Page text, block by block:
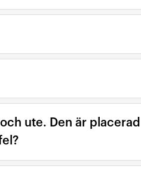
ute. Den är